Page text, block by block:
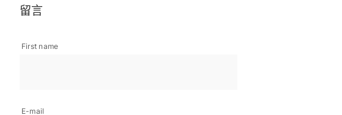
留言
First name
E-mail